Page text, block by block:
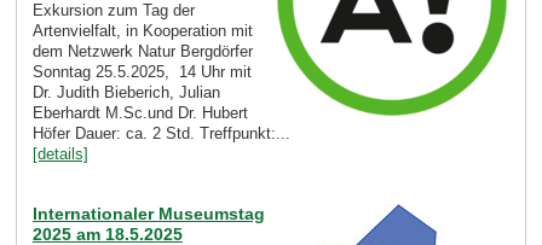
Exkursion zum Tag der
Artenvielfalt, in Kooperation mit
dem Netzwerk Natur Bergdörfer
Sonntag 25.5.2025, 14 Uhr mit
Dr. Judith Bieberich, Julian
Eberhardt M.Sc.und Dr. Hubert
Höfer Dauer: ca. 2 Std. Treffpunkt:...
[details]
Internationaler Museumstag
2025 am 18.5.2025